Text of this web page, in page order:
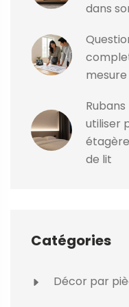
dans
mesure
utiliser
de lit
Catégories
Décor par